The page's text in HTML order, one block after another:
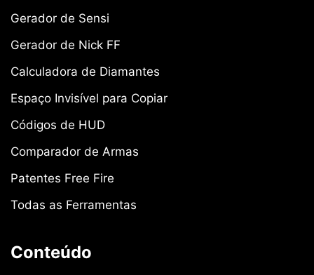
Gerador de Sensi
Gerador de Nick FF
Calculadora de Diamantes
Espaço Invisível para Copiar
Códigos de HUD
Comparador de Armas
Patentes Free Fire
Todas as Ferramentas
Conteúdo